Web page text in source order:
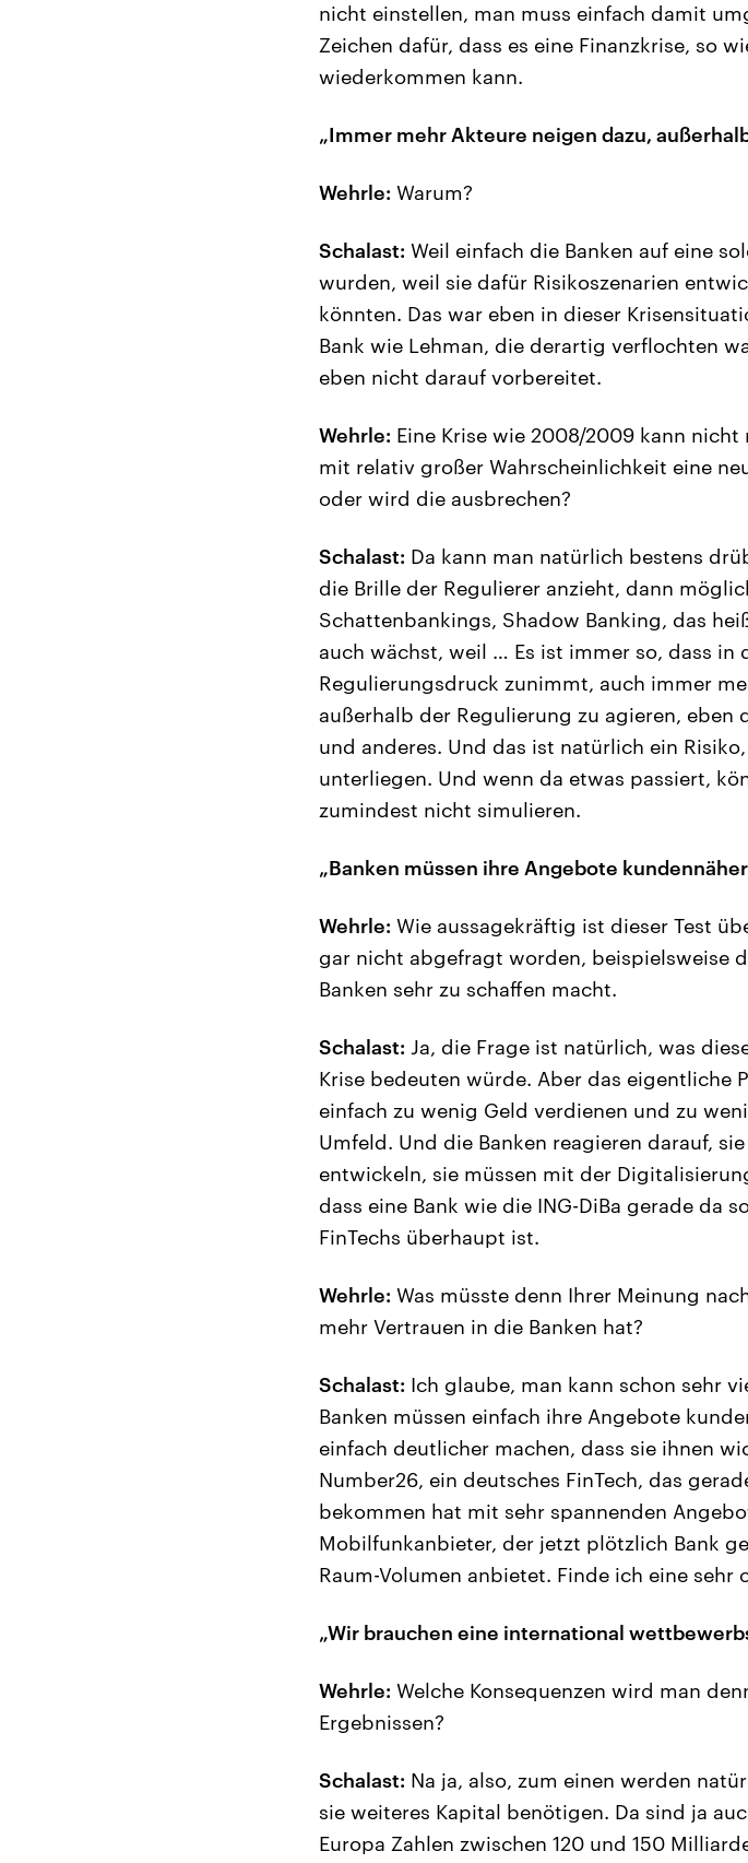
nicht einstellen, man muss einfach damit
Zeichen dafür, dass es eine Finanzkrise, so
wiederkommen kann.
„Immer mehr Akteure neigen dazu,
Wehrle: Warum?
Schalast: Weil einfach die Banken auf eine
wurden, weil sie dafür Risikoszenarien
könnten. Das war eben in dieser
Bank wie Lehman, die derartig verflochten
eben nicht darauf vorbereitet.
Wehrle: Eine Krise wie 2008/2009 kann
mit relativ großer Wahrscheinlichkeit eine
oder wird die ausbrechen?
Schalast: Da kann man natürlich bestens
die Brille der Regulierer anzieht, dann
Schattenbankings, Shadow Banking, das
auch wächst, weil … Es ist immer so, dass in
Regulierungsdruck zunimmt, auch immer
außerhalb der Regulierung zu agieren, eben
und anderes. Und das ist natürlich ein
unterliegen. Und wenn da etwas passiert,
zumindest nicht simulieren.
„Banken müssen ihre Angebote
Wehrle: Wie aussagekräftig ist dieser Test
gar nicht abgefragt worden, beispielsweise
Banken sehr zu schaffen macht.
Schalast: Ja, die Frage ist natürlich, was
Krise bedeuten würde. Aber das eigentliche
einfach zu wenig Geld verdienen und zu
Umfeld. Und die Banken reagieren darauf,
entwickeln, sie müssen mit der
dass eine Bank wie die ING-DiBa gerade da
FinTechs überhaupt ist.
Wehrle: Was müsste denn Ihrer Meinung
mehr Vertrauen in die Banken hat?
Schalast: Ich glaube, man kann schon sehr
Banken müssen einfach ihre Angebote
einfach deutlicher machen, dass sie ihnen
Number26, ein deutsches FinTech, das
bekommen hat mit sehr spannenden
Mobilfunkanbieter, der jetzt plötzlich Bank
Raum-Volumen anbietet. Finde ich eine sehr
„Wir brauchen eine international
Wehrle: Welche Konsequenzen wird man
Ergebnissen?
Schalast: Na ja, also, zum einen werden
sie weiteres Kapital benötigen. Da sind ja
Europa Zahlen zwischen 120 und 150